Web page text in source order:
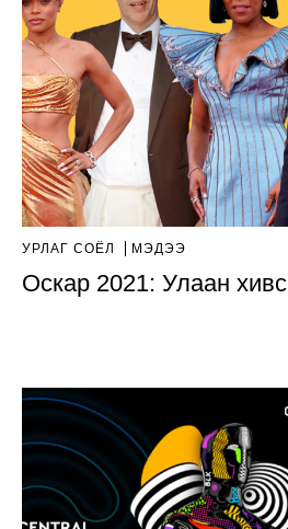
УРЛАГ СОЁЛ МЭДЭЭ
Оскар 2021: Улаан хивс